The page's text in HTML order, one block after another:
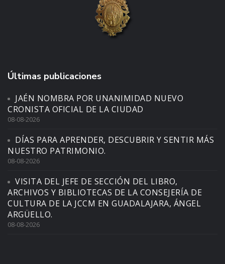
Últimas publicaciones
JAÉN NOMBRA POR UNANIMIDAD NUEVO
CRONISTA OFICIAL DE LA CIUDAD
08-08-2026
DÍAS PARA APRENDER, DESCUBRIR Y SENTIR MÁS
NUESTRO PATRIMONIO.
08-08-2026
VISITA DEL JEFE DE SECCIÓN DEL LIBRO,
ARCHIVOS Y BIBLIOTECAS DE LA CONSEJERÍA DE
CULTURA DE LA JCCM EN GUADALAJARA, ÁNGEL
ARGÜELLO.
08-08-2026